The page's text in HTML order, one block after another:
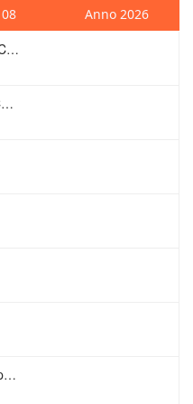
Anno 2026
Sal Da Vinci – Rossetto E Caffè
Cesare Cremonini – Ora Che Non Ho Più Te
Achille Lauro – Amore Disperato